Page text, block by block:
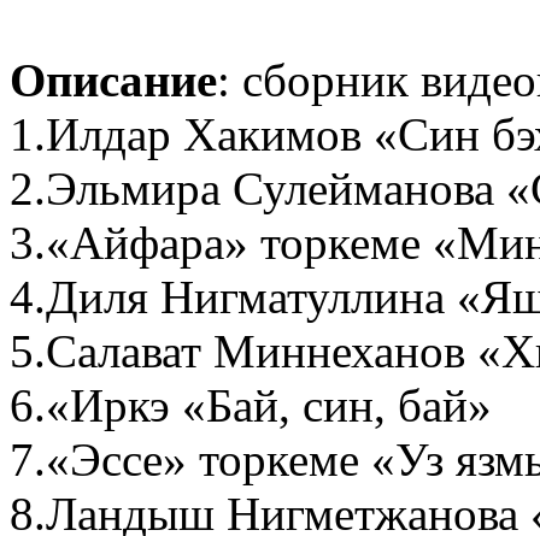
Описание: сборник
1.Илдар Хакимов «Син
2.Эльмира Сулейманова
3.«Айфара» торкеме
4.Диля Нигматуллина
5.Салават Миннеханов
6.«Иркэ «Бай, син, бай»
7.«Эссе» торкеме «Уз
8.Ландыш Нигметжанова